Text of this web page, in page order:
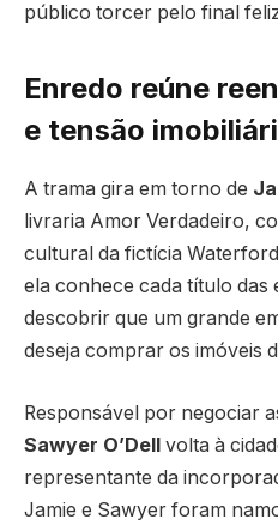
público torcer pelo final
Enredo reúne
e tensão
A trama gira em torno de
livraria Amor Verdadeiro,
cultural da fictícia
ela conhece cada título das
descobrir que um grande
deseja comprar os imóveis
Responsável por negociar
Sawyer O’Dell volta à
representante da
Jamie e Sawyer foram